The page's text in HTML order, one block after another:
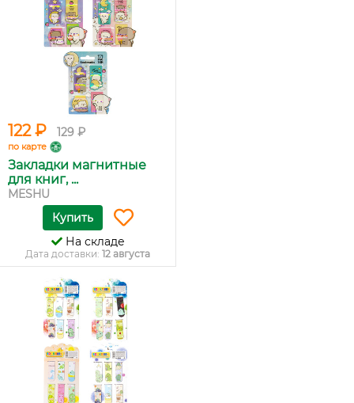
122 ₽ 129 ₽
по карте
Закладки магнитные
для книг, ...
MESHU
Купить
На складе
Дата доставки: 12 августа